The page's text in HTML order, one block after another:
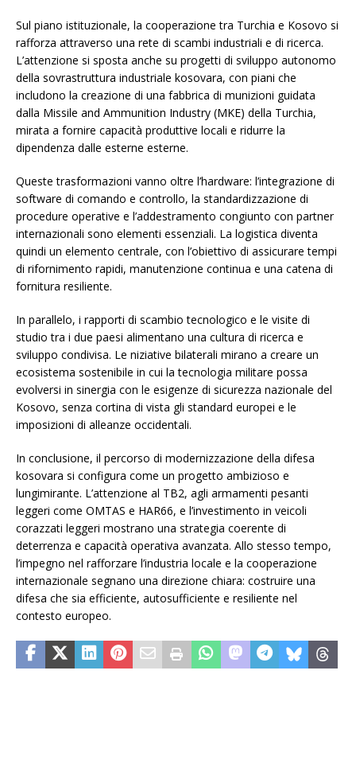
Sul piano istituzionale, la cooperazione tra Turchia e Kosovo si
rafforza attraverso una rete di scambi industriali e di ricerca.
L’attenzione si sposta anche su progetti di sviluppo autonomo
della sovrastruttura industriale kosovara, con piani che
includono la creazione di una fabbrica di munizioni guidata
dalla Missile and Ammunition Industry (MKE) della Turchia,
mirata a fornire capacità produttive locali e ridurre la
dipendenza dalle esterne esterne.
Queste trasformazioni vanno oltre l’hardware: l’integrazione di
software di comando e controllo, la standardizzazione di
procedure operative e l’addestramento congiunto con partner
internazionali sono elementi essenziali. La logistica diventa
quindi un elemento centrale, con l’obiettivo di assicurare tempi
di rifornimento rapidi, manutenzione continua e una catena di
fornitura resiliente.
In parallelo, i rapporti di scambio tecnologico e le visite di
studio tra i due paesi alimentano una cultura di ricerca e
sviluppo condivisa. Le niziative bilaterali mirano a creare un
ecosistema sostenibile in cui la tecnologia militare possa
evolversi in sinergia con le esigenze di sicurezza nazionale del
Kosovo, senza cortina di vista gli standard europei e le
imposizioni di alleanze occidentali.
In conclusione, il percorso di modernizzazione della difesa
kosovara si configura come un progetto ambizioso e
lungimirante. L’attenzione al TB2, agli armamenti pesanti
leggeri come OMTAS e HAR66, e l’investimento in veicoli
corazzati leggeri mostrano una strategia coerente di
deterrenza e capacità operativa avanzata. Allo stesso tempo,
l’impegno nel rafforzare l’industria locale e la cooperazione
internazionale segnano una direzione chiara: costruire una
difesa che sia efficiente, autosufficiente e resiliente nel
contesto europeo.